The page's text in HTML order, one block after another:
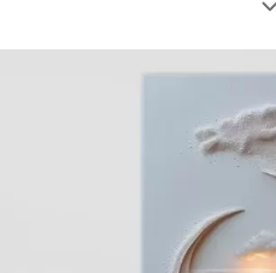
Картини